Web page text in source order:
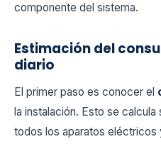
componente del sistema.
Estimación del
diario
El primer paso es conocer el
la instalación. Esto se
todos los aparatos eléctricos